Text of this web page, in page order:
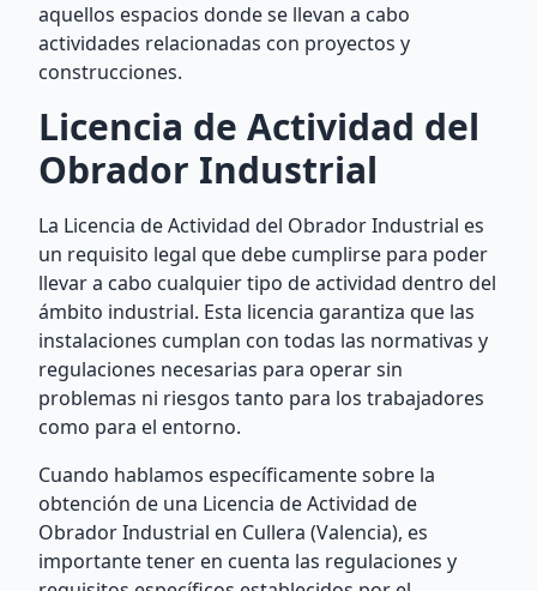
aquellos espacios donde se llevan a cabo
actividades relacionadas con proyectos y
construcciones.
Licencia de Actividad del
Obrador Industrial
La Licencia de Actividad del Obrador Industrial es
un requisito legal que debe cumplirse para poder
llevar a cabo cualquier tipo de actividad dentro del
ámbito industrial. Esta licencia garantiza que las
instalaciones cumplan con todas las normativas y
regulaciones necesarias para operar sin
problemas ni riesgos tanto para los trabajadores
como para el entorno.
Cuando hablamos específicamente sobre la
obtención de una Licencia de Actividad de
Obrador Industrial en Cullera (Valencia), es
importante tener en cuenta las regulaciones y